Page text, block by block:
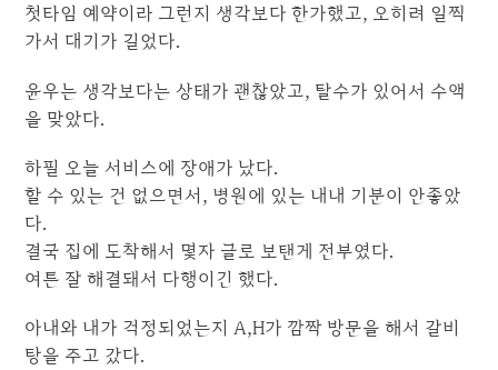
첫타임 예약이라 그런지 생각보다 한가했고, 오히려 일찍
가서 대기가 길었다.
윤우는 생각보다는 상태가 괜찮았고, 탈수가 있어서 수액
을 맞았다.
하필 오늘 서비스에 장애가 났다.
할 수 있는 건 없으면서, 병원에 있는 내내 기분이 안좋았
다.
결국 집에 도착해서 몇자 글로 보탠게 전부였다.
여튼 잘 해결돼서 다행이긴 했다.
아내와 내가 걱정되었는지 A,H가 깜짝 방문을 해서 갈비
탕을 주고 갔다.